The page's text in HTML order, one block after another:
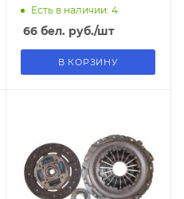
Есть в наличии: 4
66бел. руб./шт
В КОРЗИНУ